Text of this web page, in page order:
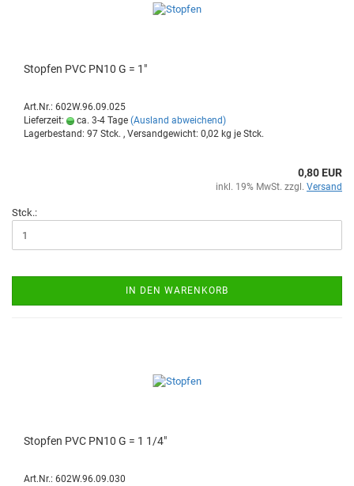
Stop­fen PVC PN10 G = 1"
Art.Nr.: 602W.96.09.025
Lieferzeit:
ca. 3-4 Tage (Ausland abweichend)
Lagerbestand: 97 Stck. , Versandgewicht: 0,02 kg je Stck.
0,80 EUR
inkl. 19% MwSt. zzgl. Versand
Stck.:
IN DEN WARENKORB
Stop­fen PVC PN10 G = 1 1/4"
Art.Nr.: 602W.96.09.030